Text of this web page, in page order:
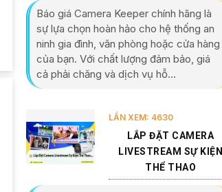
Báo giá Camera Keeper chính hãng là
sự lựa chọn hoàn hảo cho hệ thống an
ninh gia đình, văn phòng hoặc cửa hàng
của bạn. Với chất lượng đảm bảo, giá
cả phải chăng và dịch vụ hỗ...
LẦN XEM: 4630
LẮP ĐẶT CAMERA
LIVESTREAM SỰ KIỆN
THỂ THAO